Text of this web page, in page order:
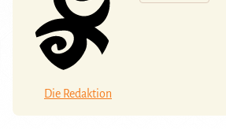
Die Redaktion